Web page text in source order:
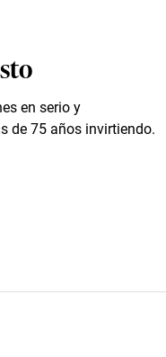
en serio y
de 75 años invirtiendo.